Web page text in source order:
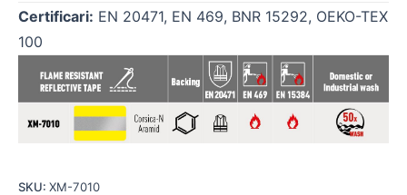
Certificari: EN 20471, EN 469, BNR 15292, OEKO-TEX
100
SKU: XM-7010